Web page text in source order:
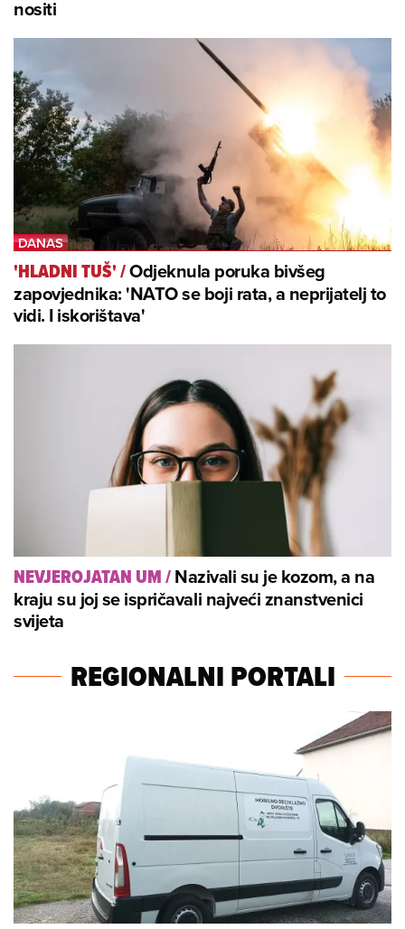
nositi
'HLADNI TUŠ'/Odjeknula poruka bivšeg
zapovjednika: 'NATO se boji rata, a neprijatelj to
vidi. I iskorištava'
NEVJEROJATAN UM/Nazivali su je kozom, a na
kraju su joj se ispričavali najveći znanstvenici
svijeta
REGIONALNI PORTALI